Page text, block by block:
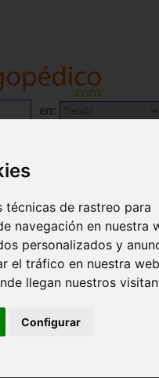
técnicas de rastreo para
navegación en nuestra
personalizados y
el tráfico en nuestra
llegan nuestros
Configurar
en: